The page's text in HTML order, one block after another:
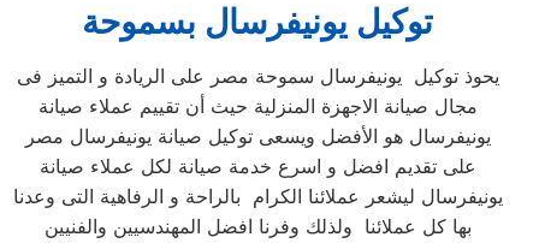
توكيل يونيفرسال بسموحة
يحوذ توكيل يونيفرسال سموحة مصر على الريادة و التميز فى
مجال صيانة الاجهزة المنزلية حيث أن تقييم عملاء صيانة
يونيفرسال هو الأفضل ويسعى توكيل صيانة يونيفرسال مصر
على تقديم افضل و اسرع خدمة صيانة لكل عملاء صيانة
يونيفرسال ليشعر عملائنا الكرام بالراحة و الرفاهية التى وعدنا
بها كل عملائنا ولذلك وفرنا افضل المهندسيين والفنيين